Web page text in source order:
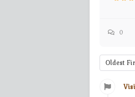
0
Oldest